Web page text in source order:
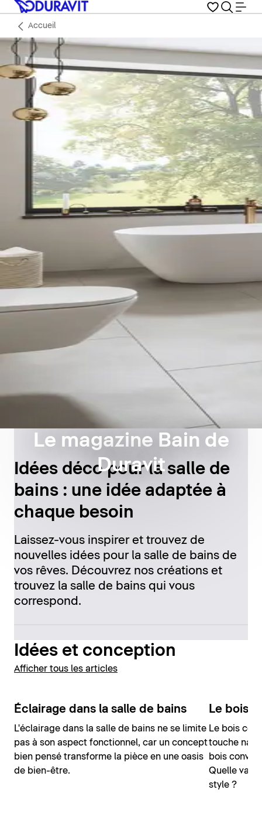
Accueil
Le magazine Bain de
Duravit
Idées déco pour la salle de
bains : une idée adaptée à
chaque besoin
Laissez-vous inspirer et trouvez de
nouvelles idées pour la salle de bains de
vos rêves. Découvrez nos créations et
trouvez la salle de bains qui vous
correspond.
Idées et conception
Afficher tous les articles
Éclairage dans la salle de bains
L'éclairage dans la salle de bains ne se limite
pas à son aspect fonctionnel, car un concept
bien pensé transforme la pièce en une oasis
de bien-être.
Le bois
Le bois
touche
bois
Quelle
style ?